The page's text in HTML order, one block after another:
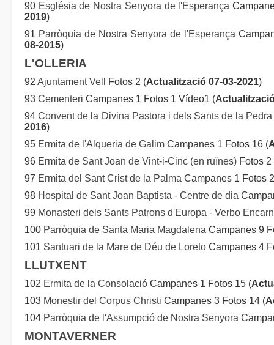
90 Església de Nostra Senyora de l'Esperança
2019)
91 Parròquia de Nostra Senyora de l'Esperança
08-2015)
L'OLLERIA
92 Ajuntament Vell Fotos 2 (Actualització 07-03-2021)
93 Cementeri Campanes 1 Fotos 1 Vídeo1 (
94Convent de la Divina Pastora i dels Sants de la
2016)
95 Ermita de l'Alqueria de Galim Campanes 1 Fotos 16 (
96 Ermita de Sant Joan de Vint-i-Cinc (en ruïnes) Fotos 2
97 Ermita del Sant Crist de la Palma Campanes 1 Fotos
98 Hospital de Sant Joan Baptista - Centre de dia
99 Monasteri dels Sants Patrons d'Europa - Verbo
100 Parròquia de Santa Maria Magdalena Campanes 9
101 Santuari de la Mare de Déu de Loreto Campanes 4
LLUTXENT
102 Ermita de la Consolació Campanes 1 Fotos 15 (
103 Monestir del Corpus Christi Campanes 3 Fotos 14 (
104 Parròquia de l'Assumpció de Nostra Senyora
MONTAVERNER